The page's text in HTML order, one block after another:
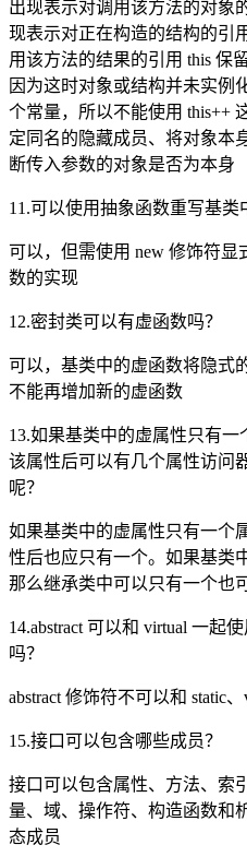
出现表示对调用该方法的对象
现表示对正在构造的结构的引
用该方法的结果的引用 this 保
因为这时对象或结构并未实例
个常量，所以不能使用 this++
定同名的隐藏成员、将对象本
断传入参数的对象是否为本身
11.可以使用抽象函数重写基类
可以，但需使用 new 修饰符
数的实现
12.密封类可以有虚函数吗？
可以，基类中的虚函数将隐式
不能再增加新的虚函数
13.如果基类中的虚属性只有
该属性后可以有几个属性访问
呢？
如果基类中的虚属性只有一个
性后也应只有一个。如果基类
那么继承类中可以只有一个也
14.abstract 可以和 virtual 一起
吗？
abstract 修饰符不可以和 static
15.接口可以包含哪些成员？
接口可以包含属性、方法、索
量、域、操作符、构造函数和
态成员